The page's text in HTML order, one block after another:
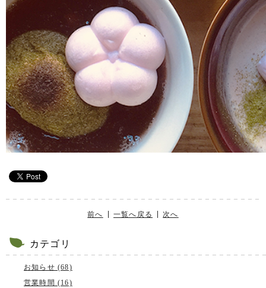
前へ 一覧へ戻る 次へ
カテゴリ
お知らせ (68)
営業時間 (16)